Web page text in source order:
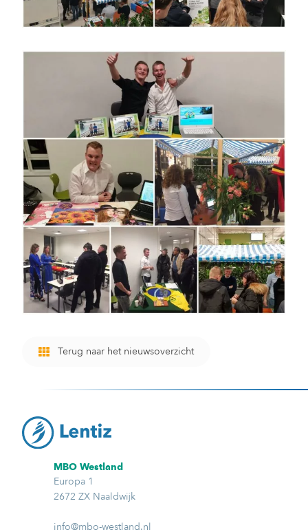
Terug naar het nieuwsoverzicht
MBO Westland
Europa 1
2672 ZX Naaldwijk
info@mbo-westland.nl